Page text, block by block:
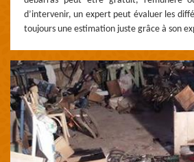
d’intervenir, un expert peut évaluer les
toujours une estimation juste grâce à son